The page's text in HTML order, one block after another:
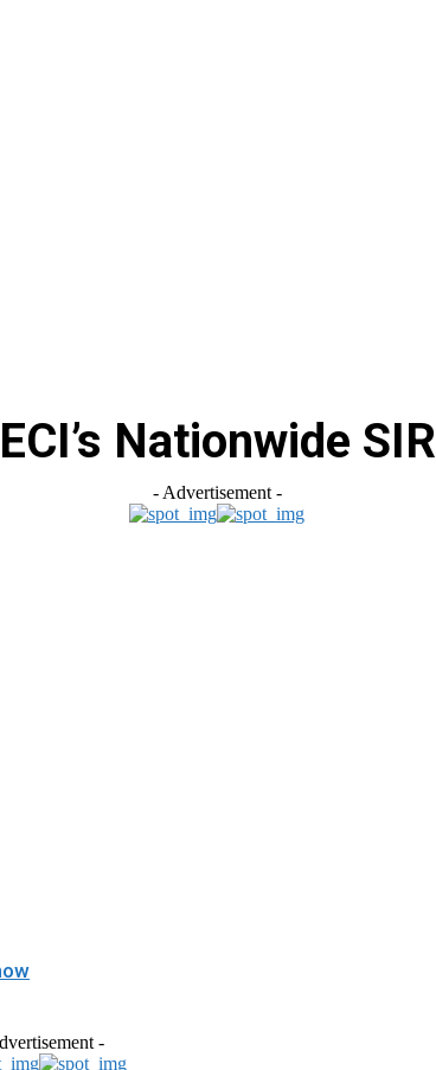
ECI’s Nationwide SIR
- Advertisement -
-